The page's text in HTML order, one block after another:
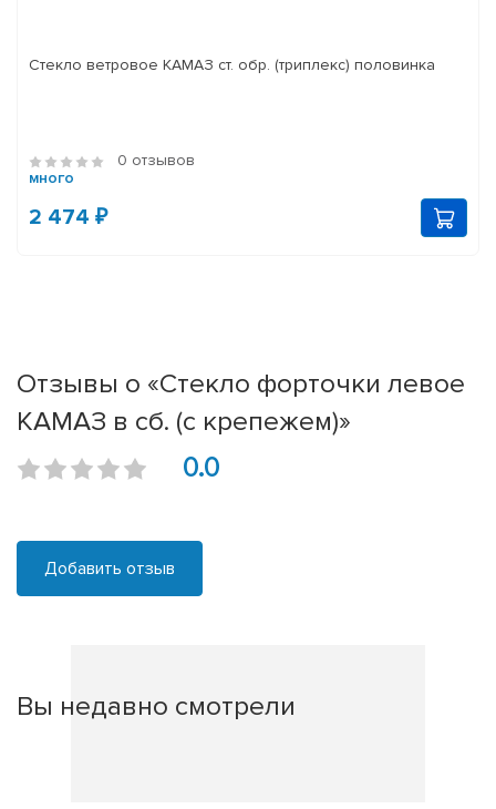
Стекло ветровое КАМАЗ ст. обр. (триплекс) половинка
0 отзывов
много
2 474 ₽
Отзывы о «Стекло форточки левое
КАМАЗ в сб. (с крепежем)»
0.0
Добавить отзыв
Вы недавно смотрели